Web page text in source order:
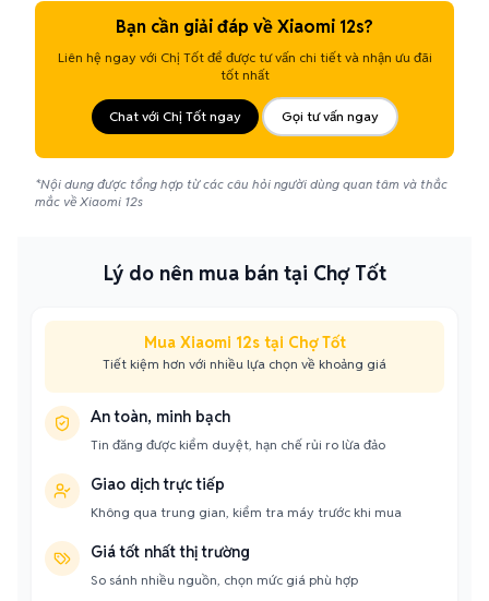
Bạn cần giải đáp về Xiaomi 12s?
Liên hệ ngay với Chị Tốt để được tư vấn chi tiết và nhận ưu đãi
tốt nhất
Chat với Chị Tốt ngay Gọi tư vấn ngay
*Nội dung được tổng hợp từ các câu hỏi người dùng quan tâm và thắc
mắc về Xiaomi 12s
Lý do nên mua bán tại Chợ Tốt
Mua Xiaomi 12s tại Chợ Tốt
Tiết kiệm hơn với nhiều lựa chọn về khoảng giá
An toàn, minh bạch
Tin đăng được kiểm duyệt, hạn chế rủi ro lừa đảo
Giao dịch trực tiếp
Không qua trung gian, kiểm tra máy trước khi mua
Giá tốt nhất thị trường
So sánh nhiều nguồn, chọn mức giá phù hợp